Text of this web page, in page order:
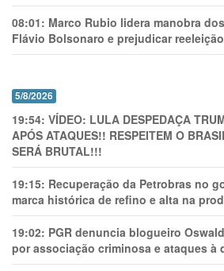
08:01: Marco Rubio lidera manobra
Flávio Bolsonaro e prejudicar
5/8/2026
19:54: VÍDEO: LULA DESPEDAÇA
APÓS ATAQUES!! RESPEITEM O
SERÁ BRUTAL!!!
19:15: Recuperação da Petrobras no
marca histórica de refino e alta na
19:02: PGR denuncia blogueiro
por associação criminosa e ataques à